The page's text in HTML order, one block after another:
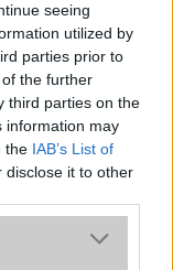
seeing
utilized by
parties prior to
the further
third parties on the
information may
the IAB’s List of
disclose it to other
or more Google
Galaxy
9
érintett
hoz,